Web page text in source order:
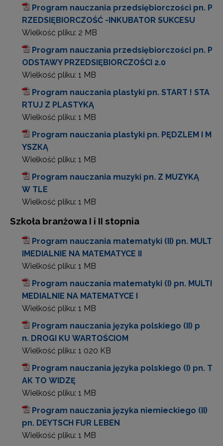
Program nauczania przedsiębiorczości pn. P
RZEDSIĘBIORCZOŚĆ -INKUBATOR SUKCESU
Wielkość pliku: 2 MB
Program nauczania przedsiębiorczości pn. P
ODSTAWY PRZEDSIĘBIORCZOŚCI 2.0
Wielkość pliku: 1 MB
Program nauczania plastyki pn. START ! STA
RTUJ Z PLASTYKĄ
Wielkość pliku: 1 MB
Program nauczania plastyki pn. PĘDZLEM I M
YSZKĄ
Wielkość pliku: 1 MB
Program nauczania muzyki pn. Z MUZYKĄ
W TLE
Wielkość pliku: 1 MB
Szkoła branżowa I i II stopnia
Program nauczania matematyki (II) pn. MULT
IMEDIALNIE NA MATEMATYCE II
Wielkość pliku: 1 MB
Program nauczania matematyki (I) pn. MULTI
MEDIALNIE NA MATEMATYCE I
Wielkość pliku: 1 MB
Program nauczania języka polskiego (II) p
n. DROGI KU WARTOŚCIOM
Wielkość pliku: 1 020 KB
Program nauczania języka polskiego (I) pn. T
AK TO WIDZĘ
Wielkość pliku: 1 MB
Program nauczania języka niemieckiego (II)
pn. DEYTSCH FUR LEBEN
Wielkość pliku: 1 MB